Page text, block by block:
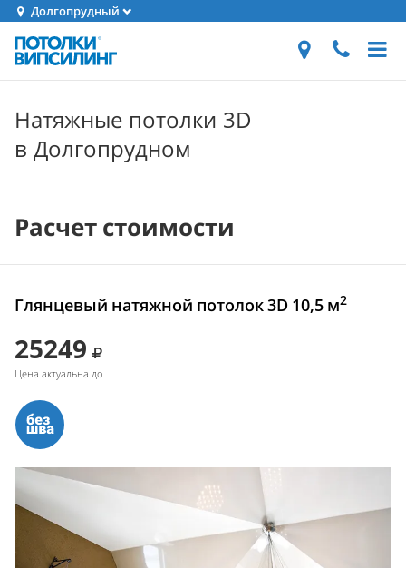
Долгопрудный
Натяжные потолки 3D
в Долгопрудном
Расчет стоимости
Глянцевый натяжной потолок 3D 10,5 м2
25249
Цена актуальна до